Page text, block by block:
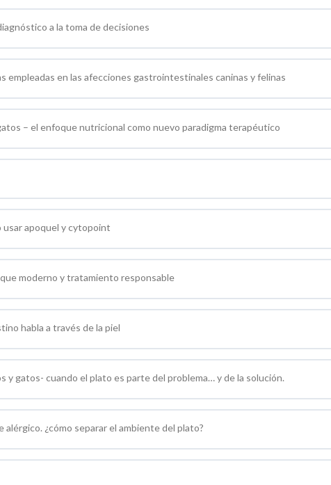
a la toma de decisiones
empleadas en las afecciones gastrointestinales caninas y felinas
– el enfoque nutricional como nuevo paradigma terapéutico
usar apoquel y cytopoint
moderno y tratamiento responsable
habla a través de la piel
y gatos- cuando el plato es parte del problema… y de la solución.
¿cómo separar el ambiente del plato?